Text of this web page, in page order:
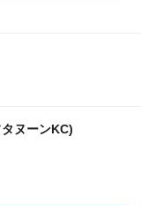
ヌーンKC)